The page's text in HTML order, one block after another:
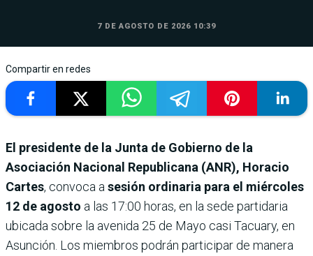
7 DE AGOSTO DE 2026 10:39
Compartir en redes
El presidente de la Junta de Gobierno de la
Asociación Nacional Republicana (ANR), Horacio
Cartes, convoca a sesión ordinaria para el miércoles
12 de agosto a las 17:00 horas, en la sede partidaria
ubicada sobre la avenida 25 de Mayo casi Tacuary, en
Asunción. Los miembros podrán participar de manera